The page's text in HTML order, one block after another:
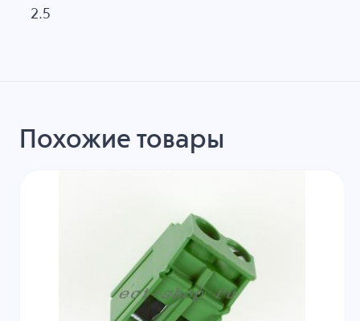
2.5
Похожие товары